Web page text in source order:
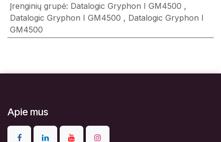
Įrenginių grupė: Datalogic Gryphon I GM4500 ,
Datalogic Gryphon I GM4500 , Datalogic Gryphon I
GM4500
Apie mus